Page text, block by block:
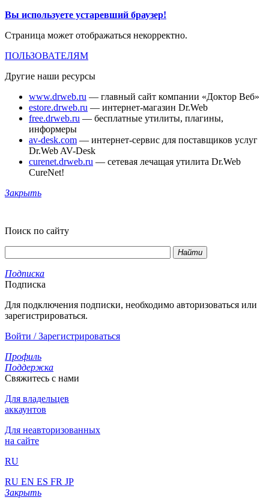
Вы используете устаревший браузер!
Страница может отображаться некорректно.
ПОЛЬЗОВАТЕЛЯМ
Другие наши ресурсы
www.drweb.ru — главный сайт компании «Доктор Веб»
estore.drweb.ru — интернет-магазин Dr.Web
free.drweb.ru — бесплатные утилиты, плагины,
информеры
av-desk.com — интернет-сервис для поставщиков услуг
Dr.Web AV-Desk
curenet.drweb.ru — сетевая лечащая утилита Dr.Web
CureNet!
Закрыть
Поиск по сайту
Найти
Подписка
Подписка
Для подключения подписки, необходимо авторизоваться или
зарегистрироваться.
Войти / Зарегистрироваться
Профиль
Поддержка
Свяжитесь с нами
Для владельцев
аккаунтов
Для неавторизованных
на сайте
RU
RU EN ES FR JP
Закрыть